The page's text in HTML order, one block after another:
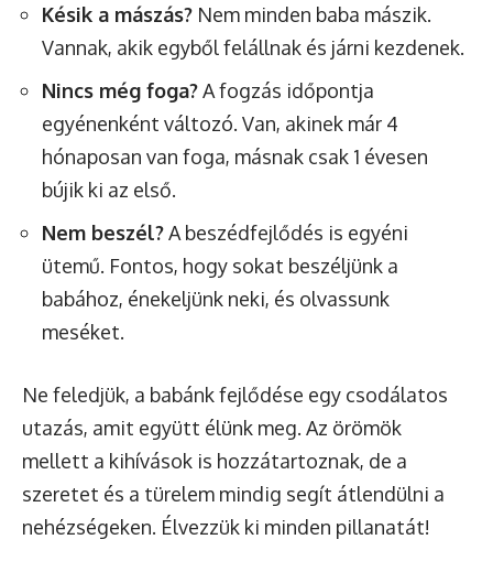
Késik a mászás? Nem minden baba mászik.
Vannak, akik egyből felállnak és járni kezdenek.
Nincs még foga?A fogzás időpontja
egyénenként változó. Van, akinek már 4
hónaposan van foga, másnak csak 1 évesen
bújik ki az első.
Nem beszél?A beszédfejlődés is egyéni
ütemű. Fontos, hogy sokat beszéljünk a
babához, énekeljünk neki, és olvassunk
meséket.
Ne feledjük, a babánk fejlődése egy csodálatos
utazás, amit együtt élünk meg. Az örömök
mellett a kihívások is hozzátartoznak, de a
szeretet és a türelem mindig segít átlendülni a
nehézségeken. Élvezzük ki minden pillanatát!